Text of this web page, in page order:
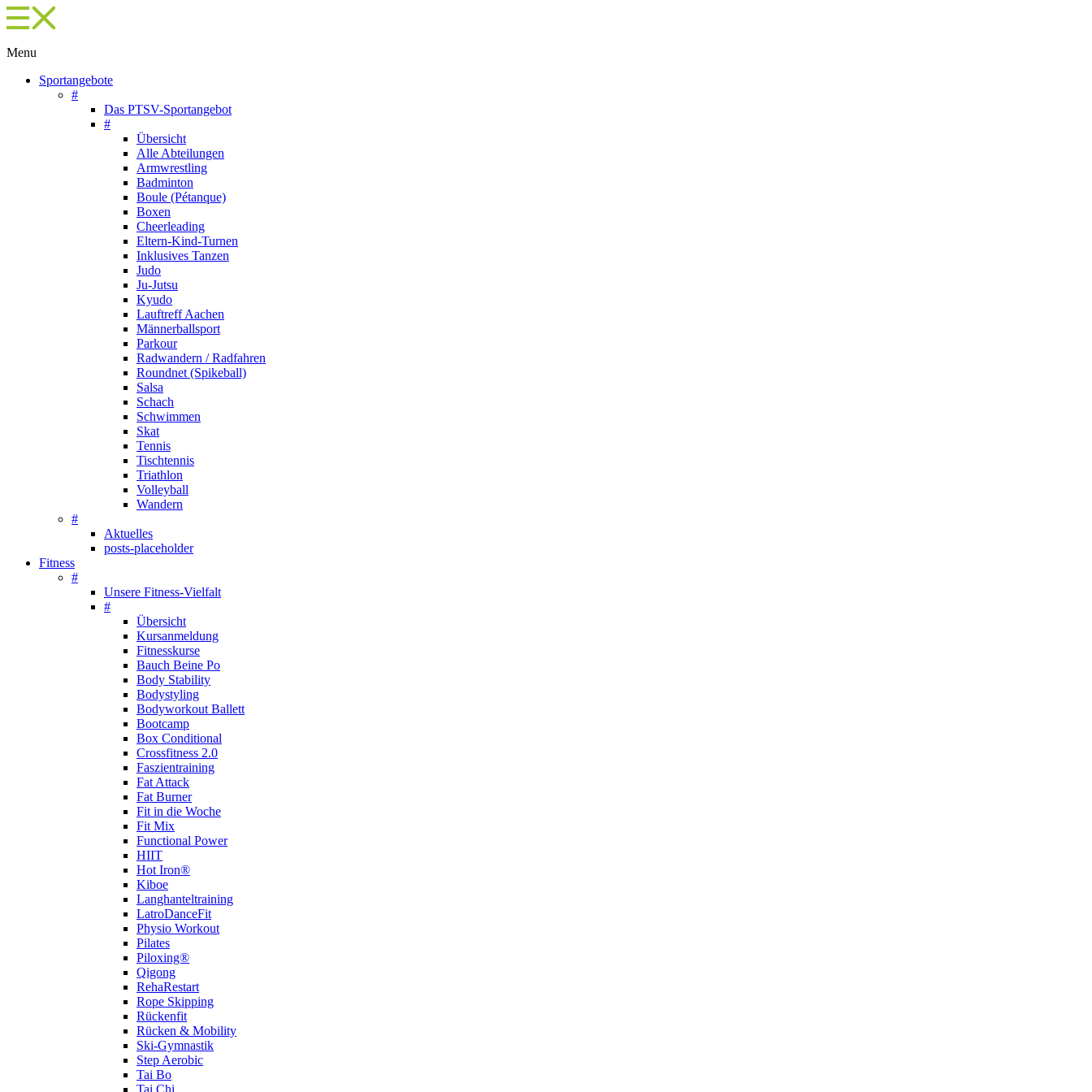
Menu
Sportangebote
#
Das PTSV-Sportangebot
#
Übersicht
Alle Abteilungen
Armwrestling
Badminton
Boule (Pétanque)
Boxen
Cheerleading
Eltern-Kind-Turnen
Inklusives Tanzen
Judo
Ju-Jutsu
Kyudo
Lauftreff Aachen
Männerballsport
Parkour
Radwandern / Radfahren
Roundnet (Spikeball)
Salsa
Schach
Schwimmen
Skat
Tennis
Tischtennis
Triathlon
Volleyball
Wandern
#
Aktuelles
posts-placeholder
Fitness
#
Unsere Fitness-Vielfalt
#
Übersicht
Kursanmeldung
Fitnesskurse
Bauch Beine Po
Body Stability
Bodystyling
Bodyworkout Ballett
Bootcamp
Box Conditional
Crossfitness 2.0
Faszientraining
Fat Attack
Fat Burner
Fit in die Woche
Fit Mix
Functional Power
HIIT
Hot Iron®
Kiboe
Langhanteltraining
LatroDanceFit
Physio Workout
Pilates
Piloxing®
Qigong
RehaRestart
Rope Skipping
Rückenfit
Rücken & Mobility
Ski-Gymnastik
Step Aerobic
Tai Bo
Tai Chi